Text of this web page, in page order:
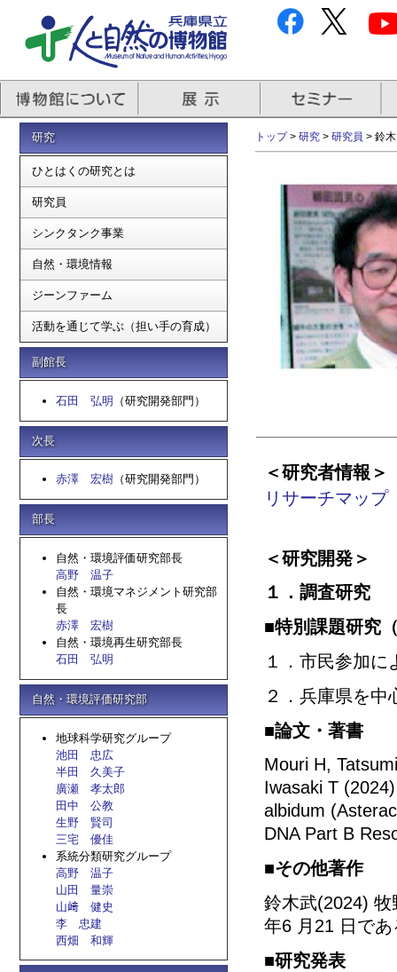
研究
ひとはくの研究とは
研究員
シンクタンク事業
自然・環境情報
ジーンファーム
活動を通じて学ぶ（担い手の育成）
副館長
石田 弘明 （研究開発部門）
次長
赤澤 宏樹 （研究開発部門）
部長
自然・環境評価研究部長
高野 温子
自然・環境マネジメント研究部
長
赤澤 宏樹
自然・環境再生研究部長
石田 弘明
自然・環境評価研究部
地球科学研究グループ
池田 忠広
半田 久美子
廣瀬 孝太郎
田中 公教
生野 賢司
三宅 優佳
系統分類研究グループ
高野 温子
山田 量崇
山﨑 健史
李 忠建
西畑 和輝
トップ> 研究 > 研究員 > 鈴
＜研究者情報＞
リサーチマップ
＜研究開発＞
１．調査研究
■特別課題研究
１．市民参加
２．兵庫県を中
■論文・著書
Mouri H,
Iwasaki T
albidum
DNA Part B
■その他著作
鈴木武(2024)
年6 月21 日で
■研究発表